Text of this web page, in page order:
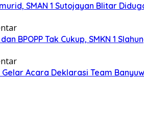
SMAN 1 Sutojayan Blitar
BPOPP Tak Cukup, SMKN 1
Gelar Acara Deklarasi Team